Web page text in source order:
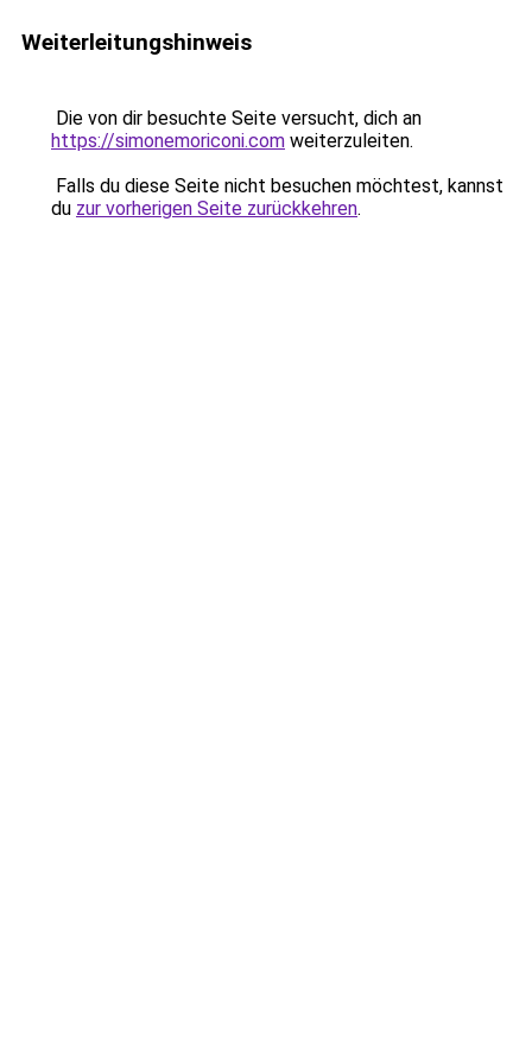
Weiterleitungshinweis
Die von dir besuchte Seite versucht, dich an
https://simonemoriconi.com weiterzuleiten.
Falls du diese Seite nicht besuchen möchtest, kannst
du zur vorherigen Seite zurückkehren.